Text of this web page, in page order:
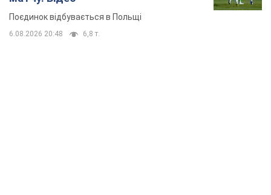
Поєдинок відбувається в Польщі
6.08.2026 20:48 6,8 т.